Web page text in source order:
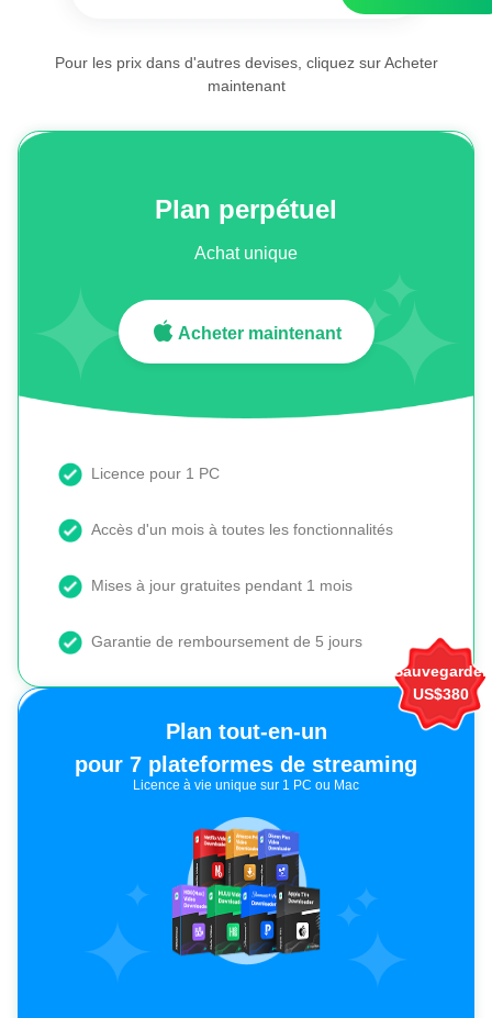
Pour les prix dans d'autres devises, cliquez sur Acheter
maintenant
Plan perpétuel
Achat unique
Acheter maintenant
Licence pour 1 PC
Accès d'un mois à toutes les fonctionnalités
Mises à jour gratuites pendant 1 mois
Garantie de remboursement de 5 jours
Sauvegarder
US$380
Licence à vie unique sur 1 PC ou Mac